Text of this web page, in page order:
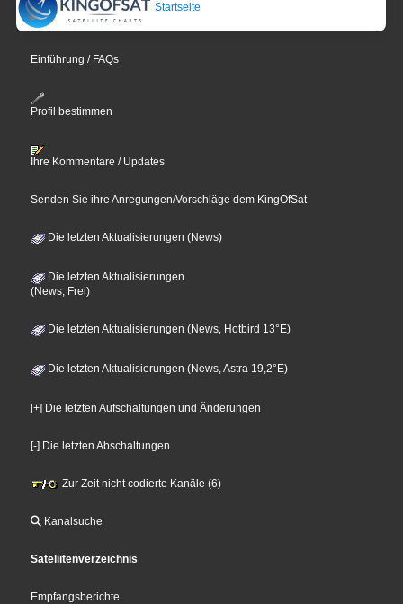
Startseite
Einführung / FAQs
Profil bestimmen
Ihre Kommentare / Updates
Senden Sie ihre Anregungen/Vorschläge dem KingOfSat
Die letzten Aktualisierungen (News)
Die letzten Aktualisierungen
(News, Frei)
Die letzten Aktualisierungen (News, Hotbird 13°E)
Die letzten Aktualisierungen (News, Astra 19,2°E)
[+] Die letzten Aufschaltungen und Änderungen
[-] Die letzten Abschaltungen
Zur Zeit nicht codierte Kanäle (6)
Kanalsuche
Sateliitenverzeichnis
Empfangsberichte